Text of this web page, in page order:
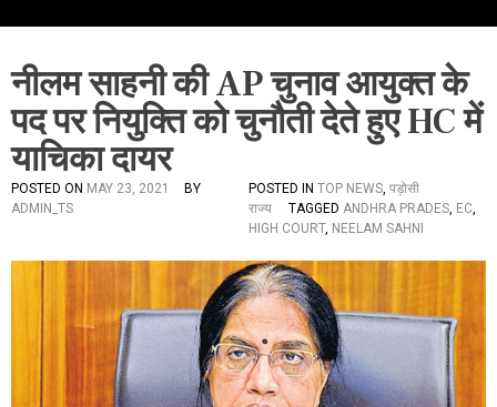
नीलम साहनी की AP चुनाव आयुक्त के
पद पर नियुक्ति को चुनौती देते हुए HC में
याचिका दायर
POSTED ON MAY 23, 2021
BY
ADMIN_TS
POSTED IN TOP NEWS, पड़ोसी
राज्य
TAGGED ANDHRA PRADES, EC,
HIGH COURT, NEELAM SAHNI